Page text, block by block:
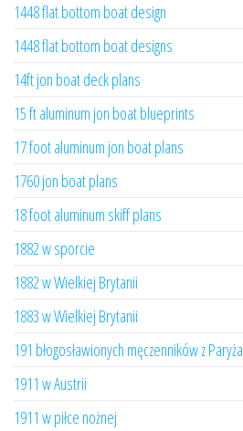
1448 flat bottom boat design
1448 flat bottom boat designs
14ft jon boat deck plans
15 ft aluminum jon boat blueprints
17 foot aluminum jon boat plans
1760 jon boat plans
18 foot aluminum skiff plans
1882 w sporcie
1882 w Wielkiej Brytanii
1883 w Wielkiej Brytanii
191 błogosławionych męczenników z Paryża
1911 w Austrii
1911 w piłce nożnej